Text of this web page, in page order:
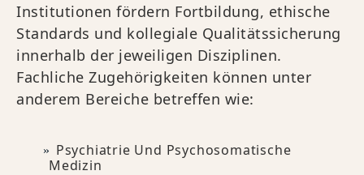
Institutionen fördern Fortbildung, ethische
Standards und kollegiale Qualitätssicherung
innerhalb der jeweiligen Disziplinen.
Fachliche Zugehörigkeiten können unter
anderem Bereiche betreffen wie:
Psychiatrie Und Psychosomatische
Medizin